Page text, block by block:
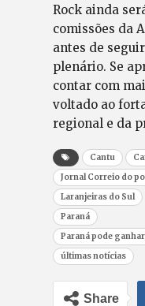
Rock ainda
comissões da
antes de
plenário. Se
contar com
voltado ao
regional e da
Cantu
Jornal Correio do
Laranjeiras do Sul
Paraná
Paraná pode
últimas notícias
Share